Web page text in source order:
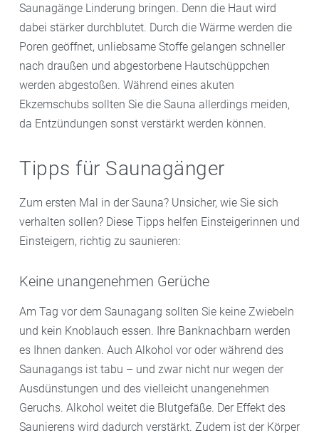
Saunagänge Linderung bringen. Denn die Haut wird
dabei stärker durchblutet. Durch die Wärme werden die
Poren geöffnet, unliebsame Stoffe gelangen schneller
nach draußen und abgestorbene Hautschüppchen
werden abgestoßen. Während eines akuten
Ekzemschubs sollten Sie die Sauna allerdings meiden,
da Entzündungen sonst verstärkt werden können.
Tipps für Saunagänger
Zum ersten Mal in der Sauna? Unsicher, wie Sie sich
verhalten sollen? Diese Tipps helfen Einsteigerinnen und
Einsteigern, richtig zu saunieren:
Keine unangenehmen Gerüche
Am Tag vor dem Saunagang sollten Sie keine Zwiebeln
und kein Knoblauch essen. Ihre Banknachbarn werden
es Ihnen danken. Auch Alkohol vor oder während des
Saunagangs ist tabu – und zwar nicht nur wegen der
Ausdünstungen und des vielleicht unangenehmen
Geruchs. Alkohol weitet die Blutgefäße. Der Effekt des
Saunierens wird dadurch verstärkt. Zudem ist der Körper